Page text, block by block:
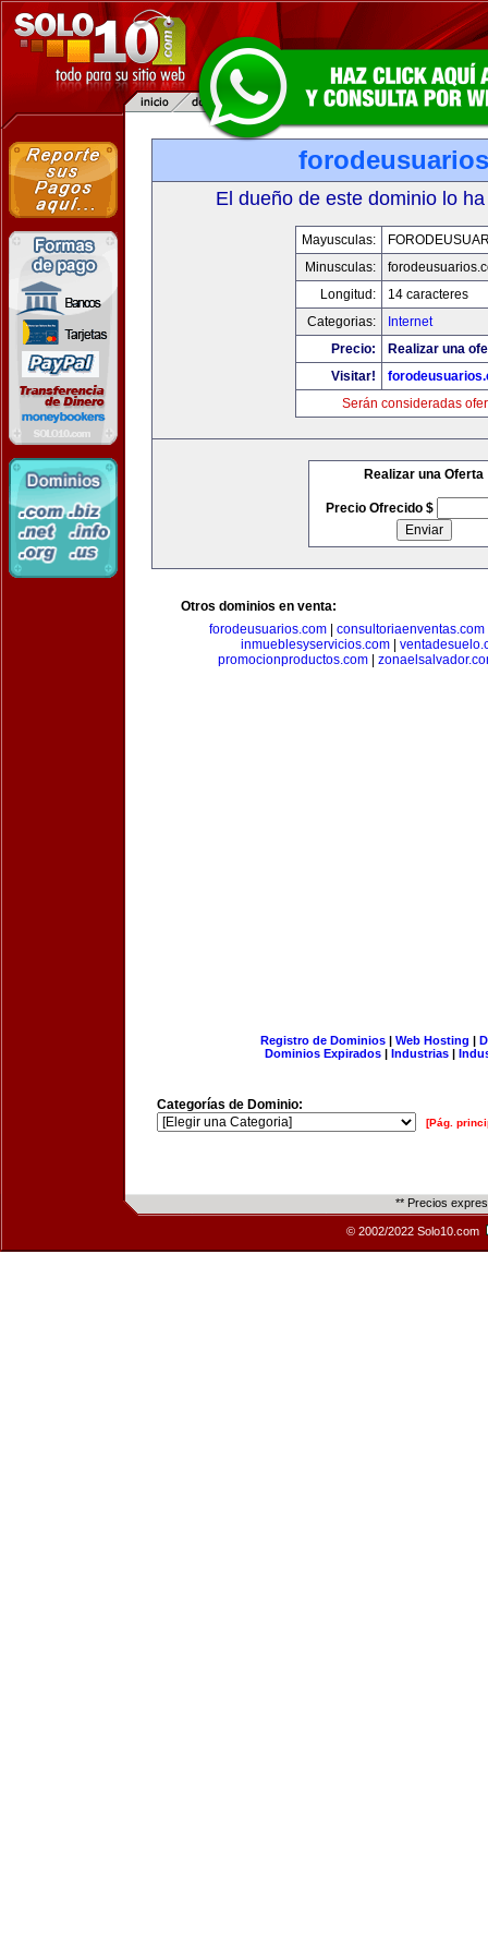
El dueño de este dominio lo
Mayusculas:
Minusculas:
Longitud:
14 caracteres
Categorias:
Internet
Precio:
Realizar una
Visitar!
Serán consideradas
Realizar una Oferta
Precio Ofrecido $
Otros dominios en venta:
forodeusuarios.com| consultoriaenventas.com
inmueblesyservicios.com|
promocionproductos.com|
Registro de Dominios| Web Hosting |
Dominios Expirados | Industrias |
Categorías de Dominio:
[Pág.
** Precios
© 2002/2022 Solo10.com